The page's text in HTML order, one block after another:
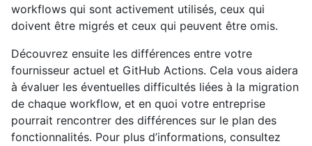
workflows qui sont activement utilisés, ceux qui
doivent être migrés et ceux qui peuvent être omis.
Découvrez ensuite les différences entre votre
fournisseur actuel et GitHub Actions. Cela vous aidera
à évaluer les éventuelles difficultés liées à la migration
de chaque workflow, et en quoi votre entreprise
pourrait rencontrer des différences sur le plan des
fonctionnalités. Pour plus d’informations, consultez